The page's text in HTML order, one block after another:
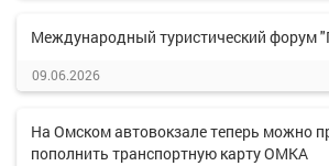
Международный туристический форум
09.06.2026
На Омском автовокзале теперь можно
пополнить транспортную карту ОМКА